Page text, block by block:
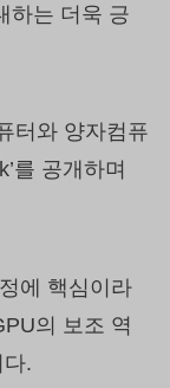
하는 더욱 긍
터와 양자컴퓨
를 공개하며
에 핵심이라
의 보조 역
.